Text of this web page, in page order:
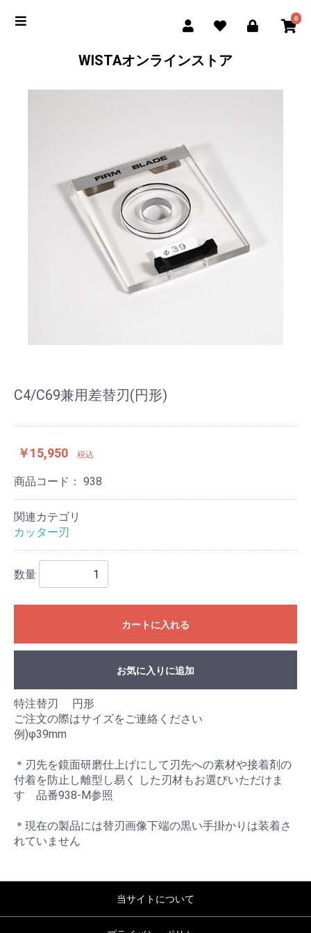
0
WISTAオンラインストア
C4/C69兼用差替刃(円形)
￥15,950 税込
商品コード： 938
関連カテゴリ
カッター刃
数量
カートに入れる
お気に入りに追加
特注替刃 円形
ご注文の際はサイズをご連絡ください
例)φ39mm
＊刃先を鏡面研磨仕上げにして刃先への素材や接着剤の
付着を防止し離型し易く した刃材もお選びいただけま
す 品番938-M参照
＊現在の製品には替刃画像下端の黒い手掛かりは装着さ
れていません
当サイトについて